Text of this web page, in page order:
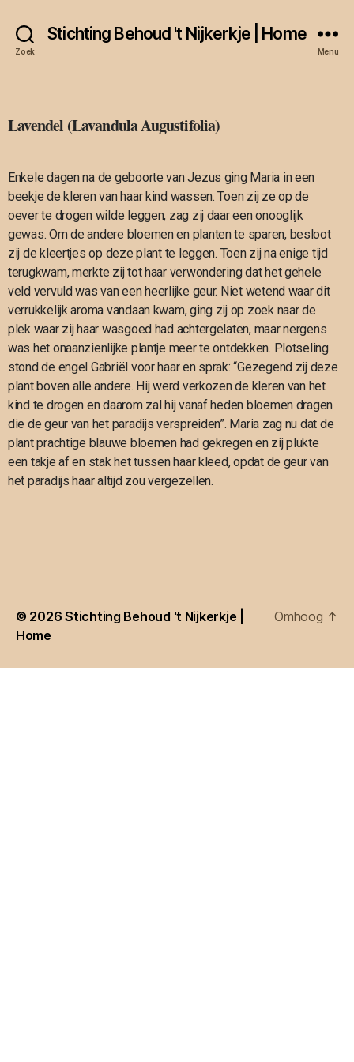
Zoek
Stichting Behoud 't Nijkerkje | Home
Menu
Lavendel (Lavandula Augustifolia)
Enkele dagen na de geboorte van Jezus ging Maria in een
beekje de kleren van haar kind wassen. Toen zij ze op de
oever te drogen wilde leggen, zag zij daar een onooglijk
gewas. Om de andere bloemen en planten te sparen, besloot
zij de kleertjes op deze plant te leggen. Toen zij na enige tijd
terugkwam, merkte zij tot haar verwondering dat het gehele
veld vervuld was van een heerlijke geur. Niet wetend waar dit
verrukkelijk aroma vandaan kwam, ging zij op zoek naar de
plek waar zij haar wasgoed had achtergelaten, maar nergens
was het onaanzienlijke plantje meer te ontdekken. Plotseling
stond de engel Gabriël voor haar en sprak: “Gezegend zij deze
plant boven alle andere. Hij werd verkozen de kleren van het
kind te drogen en daarom zal hij vanaf heden bloemen dragen
die de geur van het paradijs verspreiden”. Maria zag nu dat de
plant prachtige blauwe bloemen had gekregen en zij plukte
een takje af en stak het tussen haar kleed, opdat de geur van
het paradijs haar altijd zou vergezellen.
© 2026Stichting Behoud 't Nijkerkje |
Home
Omhoog ↑